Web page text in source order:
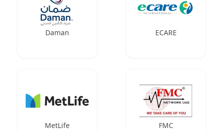
Daman ECARE
MetLife FMC